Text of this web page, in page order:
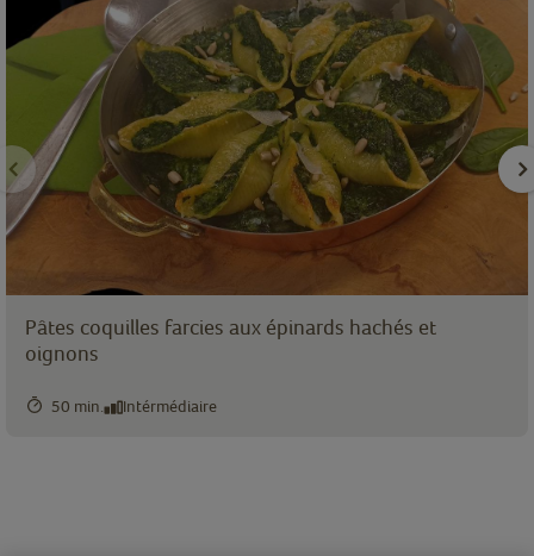
Pâtes coquilles farcies aux épinards hachés et
oignons
50 min. Intérmédiaire